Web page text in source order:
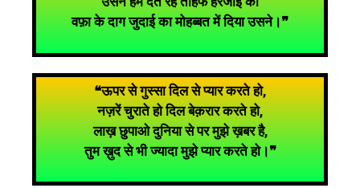
वफ़ा के दाग जुदाई का मोहब्बत में दिया उसने।❞
❝ऊपर से गुस्सा दिल से प्यार करते हो,
नज़रें चुराते हो दिल बेक़रार करते हो,
लाख़ छुपाओ दुनिया से पर मुझे ख़बर है,
तुम ख़ुद से भी ज्यादा मुझे प्यार करते हो।❞